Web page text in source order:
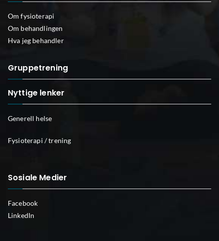
Om fysioterapi
Om behandlingen
Hva jeg behandler
Gruppetrening
Nyttige lenker
Generell helse
Fysioterapi / trening
Sosiale Medier
Facebook
LinkedIn